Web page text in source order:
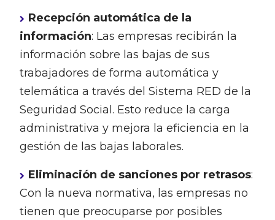
Recepción automática de la
información: Las empresas recibirán la
información sobre las bajas de sus
trabajadores de forma automática y
telemática a través del Sistema RED de la
Seguridad Social. Esto reduce la carga
administrativa y mejora la eficiencia en la
gestión de las bajas laborales.
Eliminación de sanciones por retrasos:
Con la nueva normativa, las empresas no
tienen que preocuparse por posibles